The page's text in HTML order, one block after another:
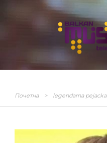
Почетна > legendarna pejacka